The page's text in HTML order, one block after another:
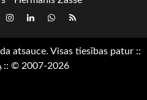
Instagram
LinkedInwhatsapp
RSS
atsauce. Visas tiesības patur ::
:: © 2007-2026